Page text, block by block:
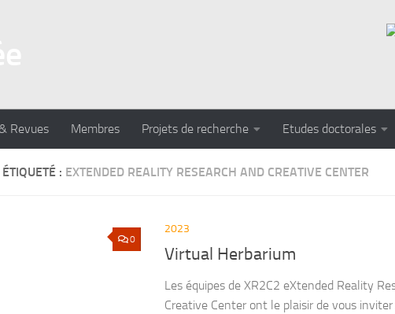
Revues Membres Projets de recherche Etudes doctorales
ÉTIQUETÉ : EXTENDED REALITY RESEARCH AND CREATIVE CENTER
0
2023
Virtual Herbarium
Les équipes de XR2C2 eXtended Reality
Creative Center ont le plaisir de vous